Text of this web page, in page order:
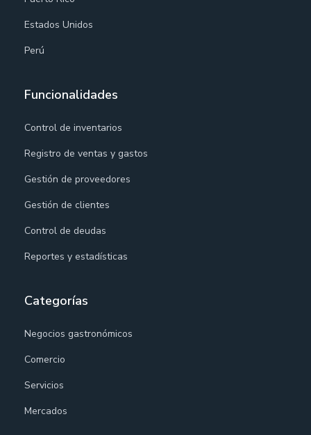
Estados Unidos
Perú
Funcionalidades
Control de inventarios
Registro de ventas y gastos
Gestión de proveedores
Gestión de clientes
Control de deudas
Reportes y estadísticas
Categorías
Negocios gastronómicos
Comercio
Servicios
Mercados